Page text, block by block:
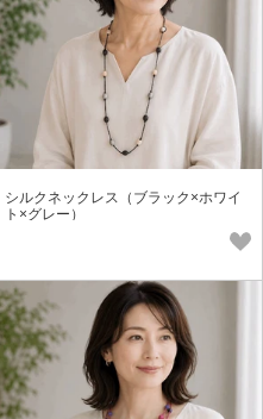
シルクネックレス（ブラック×ホワイ
ト×グレー）